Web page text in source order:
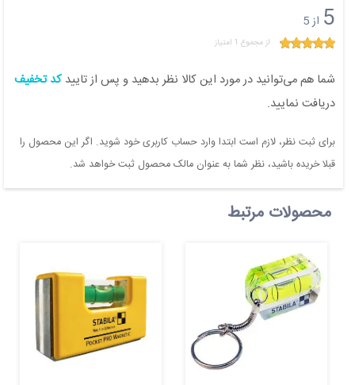
5 از 5
از مجموع 1 امتیاز
شما هم می‌توانید در مورد این کالا نظر بدهید و پس از تایید کد تخفیف
دریافت نمایید.
برای ثبت نظر، لازم است ابتدا وارد حساب کاربری خود شوید. اگر این محصول را
قبلا خریده باشید، نظر شما به عنوان مالک محصول ثبت خواهد شد.
محصولات مرتبط